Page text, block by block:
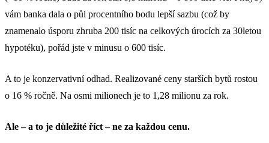
vám banka dala o půl procentního bodu lepší sazbu (což by
znamenalo úsporu zhruba 200 tisíc na celkových úrocích za 30letou
hypotéku), pořád jste v minusu o 600 tisíc.
A to je konzervativní odhad. Realizované ceny starších bytů rostou
o 16 % ročně. Na osmi milionech je to 1,28 milionu za rok.
Ale – a to je důležité říct – ne za každou cenu.